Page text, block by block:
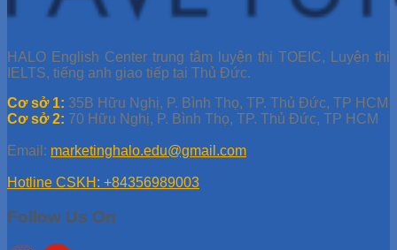
HALO English Center trung tâm luyện thi TOEIC, Luyện thi
IELTS, tiếng anh giao tiếp tại Thủ Đức.
Cơ sở 1: 35B Hữu Nghị, P. Bình Thọ, TP. Thủ Đức, TP HCM
Cơ sở 2: 70 Hữu Nghị, P. Bình Thọ, TP. Thủ Đức, TP HCM
Email: marketinghalo.edu@gmail.com
Hotline CSKH: +84356989003
Follow Us On